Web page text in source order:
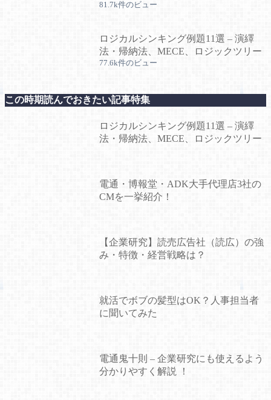
81.7k件のビュー
ロジカルシンキング例題11選 – 演繹
法・帰納法、MECE、ロジックツリー
77.6k件のビュー
この時期読んでおきたい記事特集
ロジカルシンキング例題11選 – 演繹
法・帰納法、MECE、ロジックツリー
電通・博報堂・ADK大手代理店3社の
CMを一挙紹介！
【企業研究】読売広告社（読広）の強
み・特徴・経営戦略は？
就活でボブの髪型はOK？人事担当者
に聞いてみた
電通鬼十則 – 企業研究にも使えるよう
分かりやすく解説 ！